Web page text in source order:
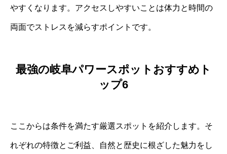
やすくなります。アクセスしやすいことは体力と時間の
両面でストレスを減らすポイントです。
最強の岐阜パワースポットおすすめト
ップ6
ここからは条件を満たす厳選スポットを紹介します。そ
れぞれの特徴とご利益、自然と歴史に根ざした魅力をし